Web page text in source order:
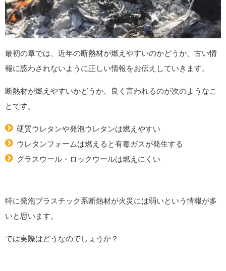
最初の章では、近年の断熱材が燃えやすいのかどうか、古い情
報に惑わされないように正しい情報をお伝えしていきます。
断熱材が燃えやすいかどうか、良く言われるのが次のようなこ
とです。
硬質ウレタンや発泡ウレタンは燃えやすい
ウレタンフォームは燃えると有毒ガスが発生する
グラスウール・ロックウールは燃えにくい
特に発泡プラスチック系断熱材が火災には弱いという情報が多
いと思います。
では実際はどうなのでしょうか？